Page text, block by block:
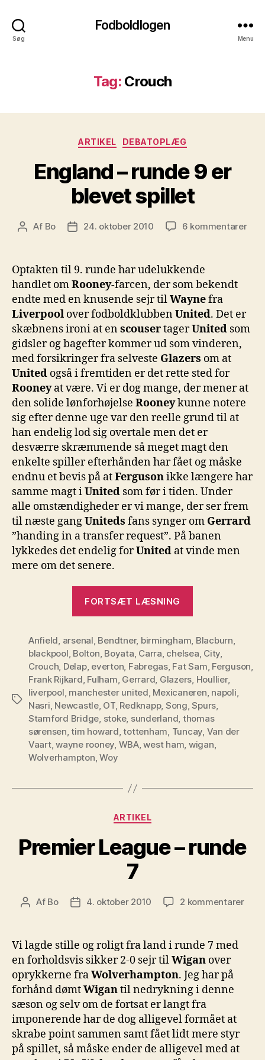
Søg
Fodboldlogen
Menu
Tag: Crouch
Kategorier
ARTIKEL DEBATOPLÆG
England – runde 9 er
blevet spillet
Indlægsforfatter
Af Bo Indlægsdato
24. oktober 2010 6 kommentarertil
Optakten til 9. runde har udelukkende
handlet omRooney-farcen, der som bekendt
endte med en knusende sejr tilWaynefra
Liverpool over fodboldklubbenUnited. Det er
skæbnens ironi at enscousertagerUnited som
gidsler og bagefter kommer ud som vinderen,
med forsikringer fra selveste Glazers om at
United også i fremtiden er det rette sted for
Rooneyat være. Vi er dog mange, der mener at
den solide lønforhøjelse Rooneykunne notere
sig efter denne uge var den reelle grund til at
han endelig lod sig overtale men det er
desværre skræmmende så meget magt den
enkelte spiller efterhånden har fået og måske
endnu et bevis på atFergusonikke længere har
samme magt iUnited som før i tiden. Under
alle omstændigheder er vi mange, der ser frem
til næste gangUniteds fans synger om Gerrard
”handing in a transfer request”. På banen
lykkedes det endelig forUnited at vinde men
mere om det senere.
FORTSÆT LÆSNING
9
er
blevet
spillet”
Tags
Anfield, arsenal, Bendtner, birmingham, Blacburn,
blackpool, Bolton, Boyata, Carra, chelsea, City,
Crouch, Delap, everton, Fabregas, Fat Sam, Ferguson,
Frank Rijkard, Fulham, Gerrard, Glazers, Houllier,
liverpool, manchester united, Mexicaneren, napoli,
Nasri, Newcastle, OT, Redknapp, Song,Spurs,
Stamford Bridge, stoke, sunderland, thomas
sørensen,tim howard,tottenham, Tuncay, Van der
Vaart,wayne rooney, WBA,west ham, wigan,
Wolverhampton,Woy
Kategorier
ARTIKEL
Premier League – runde
7
Indlægsforfatter
Af Bo Indlægsdato
4. oktober 2010 2 kommentarertil
Vi lagde stille og roligt fra land i runde 7 med
en forholdsvis sikker 2-0 sejr tilWigan over
oprykkerne fraWolverhampton. Jeg har på
forhånd dømtWigantil nedrykning i denne
sæson og selv om de fortsat er langt fra
imponerende har de dog alligevel formået at
skrabe point sammen samt fået lidt mere styr
på spillet, så måske ender de alligevel med at